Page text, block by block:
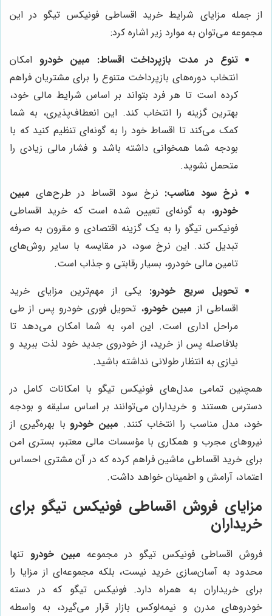
از جمله مزایای شرایط خرید اقساطی فونیکس تیگو در این
مجموعه می‌توان به موارد زیر اشاره کرد:
تنوع در مدت بازپرداخت اقساط: مبین خودرو امکان
انتخاب دوره‌های بازپرداخت متنوع را برای مشتریان فراهم
کرده است تا هر فرد بتواند بر اساس شرایط مالی خود،
بهترین گزینه را انتخاب کند. این انعطاف‌پذیری، به شما
کمک می‌کند تا اقساط خود را به گونه‌ای تنظیم کنید که با
بودجه شما همخوانی داشته باشد و فشار مالی زیادی را
متحمل نشوید.
نرخ سود مناسب: نرخ سود اقساط در طرح‌های مبین
خودرو، به گونه‌ای تعیین شده است که خرید اقساطی
فونیکس تیگو را به یک گزینه اقتصادی و مقرون به صرفه
تبدیل کند. این نرخ سود، در مقایسه با سایر روش‌های
تامین مالی خودرو، بسیار رقابتی و جذاب است.
تحویل سریع خودرو: یکی از مهم‌ترین مزایای خرید
اقساطی از مبین خودرو، تحویل فوری خودرو پس از طی
مراحل اداری است. این امر، به شما امکان می‌دهد تا
بلافاصله پس از خرید، از خودروی جدید خود لذت ببرید و
نیازی به انتظار طولانی نداشته باشید.
همچنین تمامی مدل‌های فونیکس تیگو با امکانات کامل در
دسترس هستند و خریداران می‌توانند بر اساس سلیقه و بودجه
خود، مدل مناسب را انتخاب کنند. مبین خودرو با بهره‌گیری از
نیروهای مجرب و همکاری با مؤسسات مالی معتبر، بستری امن
برای خرید اقساطی ماشین فراهم کرده که در آن مشتری احساس
اعتماد، آرامش و اطمینان خواهد داشت.
مزایای فروش اقساطی فونیکس تیگو برای
خریداران
فروش اقساطی فونیکس تیگو در مجموعه مبین خودرو تنها
محدود به آسان‌سازی خرید نیست، بلکه مجموعه‌ای از مزایا را
برای خریداران به همراه دارد. فونیکس تیگو که در دسته
خودروهای مدرن و نیمه‌لوکس بازار قرار می‌گیرد، به واسطه